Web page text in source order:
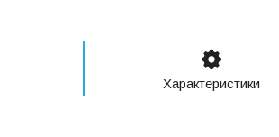
Характеристики